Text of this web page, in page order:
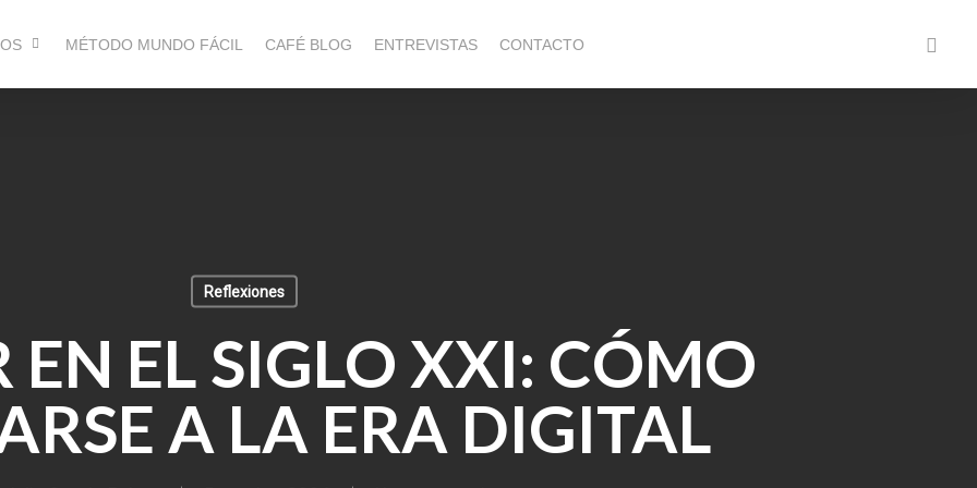
MÉTODO MUNDO FÁCIL CAFÉ BLOG ENTREVISTAS CONTACTO facebook
Reflexiones
EN EL SIGLO XXI: CÓMO
A LA ERA DIGITAL